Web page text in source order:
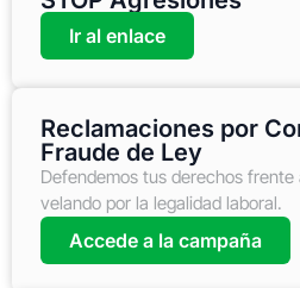
Ir al enlace
Reclamaciones por
Fraude de Ley
Defendemos tus derechos
velando por la legalidad laboral.
Accede a la campaña